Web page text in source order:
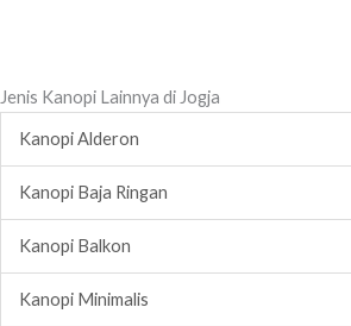
Jenis Kanopi Lainnya di Jogja
Kanopi Alderon
Kanopi Baja Ringan
Kanopi Balkon
Kanopi Minimalis